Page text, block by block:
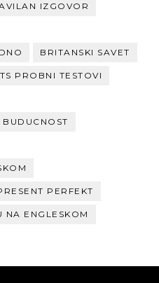
IZGOVOR
BRITANSKI SAVET
PROBNI TESTOVI
PERFEKT
NA ENGLESKOM